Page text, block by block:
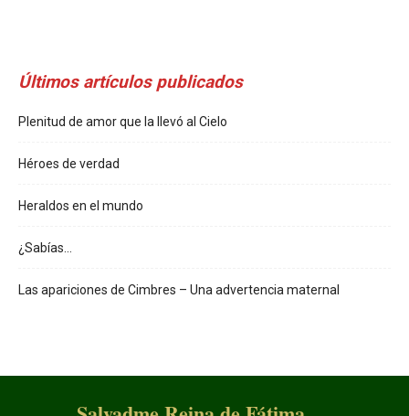
Últimos artículos publicados
Plenitud de amor que la llevó al Cielo
Héroes de verdad
Heraldos en el mundo
¿Sabías…
Las apariciones de Cimbres – Una advertencia maternal